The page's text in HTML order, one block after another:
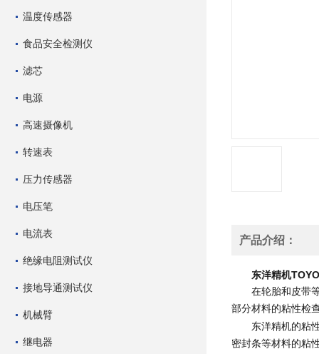
温度传感器
食品安全检测仪
滤芯
电源
高速摄像机
转速表
压力传感器
电压笔
电流表
绝缘电阻测试仪
接地导通测试仪
机械臂
继电器
产品介绍：
东洋精机
在轮胎和皮带
部分材料的粘性检
东洋精机的粘
密封条等材料的粘